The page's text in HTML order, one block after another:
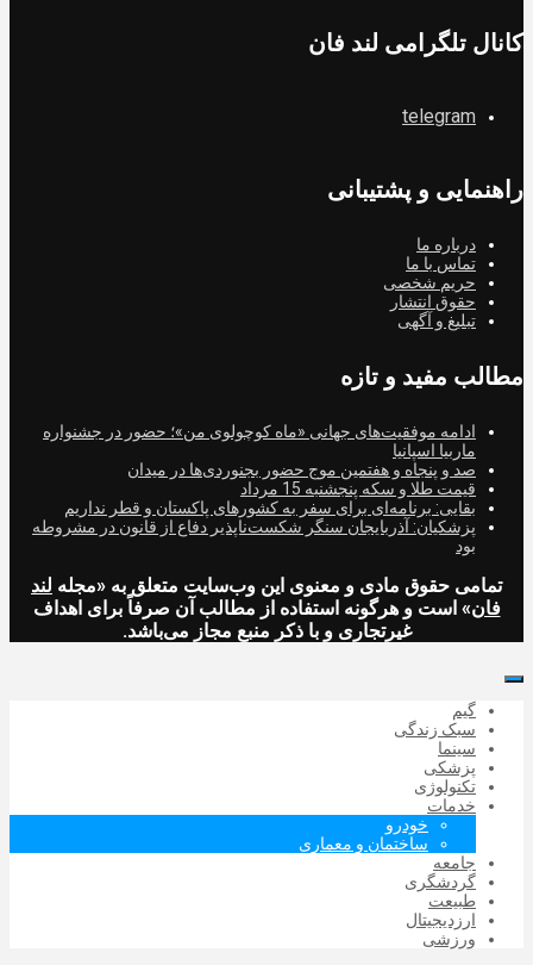
کانال تلگرامی لند فان
telegram
راهنمایی و پشتیبانی
درباره ما
تماس با ما
حریم شخصی
حقوق انتشار
تبلیغ و آگهی
مطالب مفید و تازه
ادامه موفقیت‌های جهانی «ماه کوچولوی من»؛ حضور در جشنواره
ماربیا اسپانیا
صد و پنجاه و هفتمین موج حضور بجنوردی‌ها در میدان
قیمت طلا و سکه پنجشنبه 15 مرداد
بقایی: برنامه‌ای برای سفر به کشورهای پاکستان و قطر نداریم
پزشکیان: آذربایجان سنگر شکست‌ناپذیر دفاع از قانون در مشروطه
بود
تمامی حقوق مادی و معنوی این وب‌سایت متعلق به «مجله لند
فان» است و هرگونه استفاده از مطالب آن صرفاً برای اهداف
غیرتجاری و با ذکر منبع مجاز می‌باشد.
گیم
سبک زندگی
سینما
پزشکی
تکنولوژی
خدمات
خودرو
ساختمان و معماری
جامعه
گردشگری
طبیعت
ارزدیجیتال‌
ورزشی